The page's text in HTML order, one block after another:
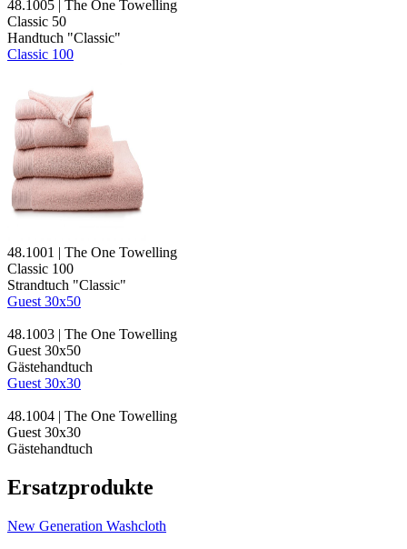
48.1005 | The One Towelling
Classic 50
Handtuch "Classic"
Classic 100
48.1001 | The One Towelling
Classic 100
Strandtuch "Classic"
Guest 30x50
48.1003 | The One Towelling
Guest 30x50
Gästehandtuch
Guest 30x30
48.1004 | The One Towelling
Guest 30x30
Gästehandtuch
Ersatzprodukte
New Generation Washcloth